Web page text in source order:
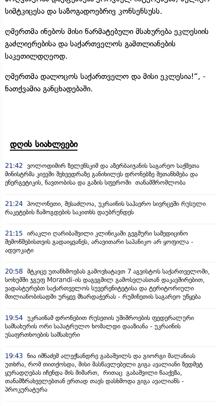
სიმტკიცესა და საზოგადოებრივ კონსენსუსს.
ღმერთმა ინებოს მისი წარმატებული მსახურება ეკლესიის
გაძლიერებისა და საქართველოს გამთლიანების
საკეთილდღეოდ.
ღმერთმა დალოცოს საქართველო და მისი ეკლესია!“, -
ნათქვამია განცხადებაში.
დღის სიახლეები
21:42
ვოლოდიმირ ზელენსკიმ და აზერბაიჯანის საგარეო საქმეთა
მინისტრმა კიევში შეხვედრაზე განიხილეს დრონებზე შეთანხმება და
ენერგეტიკის, ნავთობისა და გაზის სფეროში თანამშრომლობა
21:24 პოლონეთი, შესაძლოა, უკრაინის საჰაერო სივრცეში რუსული
რაკეტების ჩამოგდების საკითხს დაუბრუნდეს
21:15 ირაკლი ღარიბაშვილი კლინიკაში გეგმური სამედიცინო
შემოწმებისთვის გადაიყვანეს, არავითარი საპანიკო არ ყოფილა -
ადვოკატი
20:58 მტკიცე უთანხმოებას გამოვხატავთ 7 აგვისტოს საქართველოში,
სოხუმში ჯგუფ Morandi-ის დაგეგმილ გამოსვლასთან დაკავშირებით,
ვადასტურებთ საქართველოს სუვერენიტეტისა და ტერიტორიული
მთლიანობისადმი ურყევ მხარდაჭერას - რუმინეთის საგარეო უწყება
19:54 უკრაინამ დრონებით რუსეთის უშიშროების ფედერალური
სამსახურის ორი საპატრულო ხომალდი დააზიანა - უკრაინის
უსაფრთხოების სამსახური
19:43 ნია იმნაძემ ალექსანდრე გაბაშვილს და გიორგი მალანიას
უთხრა, რომ თითქოსდა, მისი მასწავლებელი გიგა ავალიანი ზედმეტ
ყურადღებას იჩენდა მის მიმართ, რითაც გაბაშვილი წააქეზა,
თანამზრახველებთან ერთად თავს დასხმოდა გიგა ავალიანს -
პროკურატურა